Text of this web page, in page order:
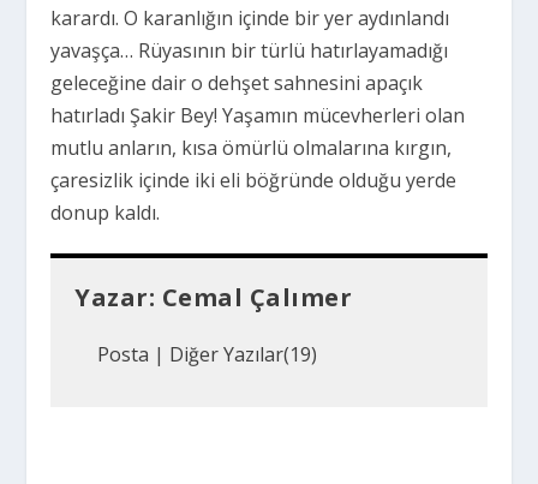
karardı. O karanlığın içinde bir yer aydınlandı
yavaşça… Rüyasının bir türlü hatırlayamadığı
geleceğine dair o dehşet sahnesini apaçık
hatırladı Şakir Bey! Yaşamın mücevherleri olan
mutlu anların, kısa ömürlü olmalarına kırgın,
çaresizlik içinde iki eli böğründe olduğu yerde
donup kaldı.
Yazar: Cemal Çalımer
Posta | Diğer Yazılar(19)